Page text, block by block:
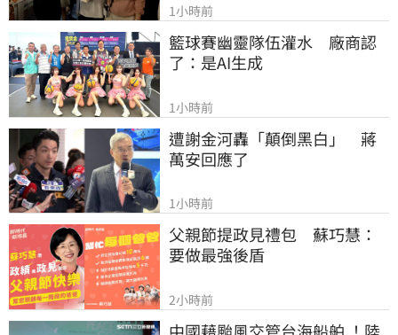
1小時前
籃球賽幽靈隊伍灌水　廠商認
了：是AI生成
1小時前
遭謝金河轟「顛倒黑白」　蔣
萬安回應了
1小時前
父親節提政見禮包　蘇巧慧：
要做最強後盾
2小時前